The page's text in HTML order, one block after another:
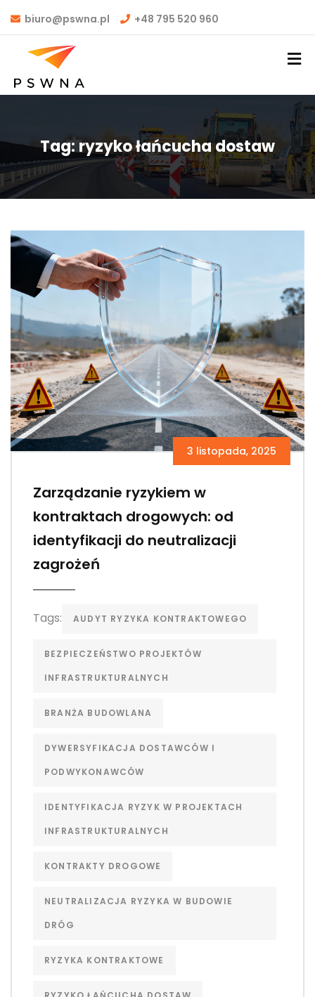
biuro@pswna.pl +48 795 520 960
Tag:ryzyko łańcucha dostaw
3 listopada, 2025
Zarządzanie ryzykiem w
kontraktach drogowych: od
identyfikacji do neutralizacji
zagrożeń
Tags: AUDYT RYZYKA KONTRAKTOWEGO
BEZPIECZEŃSTWO PROJEKTÓW
INFRASTRUKTURALNYCH
BRANŻA BUDOWLANA
DYWERSYFIKACJA DOSTAWCÓW I
PODWYKONAWCÓW
IDENTYFIKACJA RYZYK W PROJEKTACH
INFRASTRUKTURALNYCH
KONTRAKTY DROGOWE
NEUTRALIZACJA RYZYKA W BUDOWIE
DRÓG
RYZYKA KONTRAKTOWE